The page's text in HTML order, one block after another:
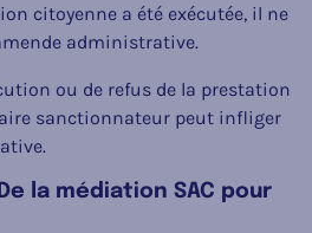
citoyenne a été exécutée, il ne
administrative.
ou de refus de la prestation
sanctionnateur peut infliger
la médiation SAC pour